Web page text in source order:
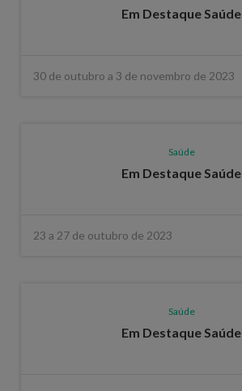
Em Destaque Saúde
30 de outubro a 3 de novembro de 2023
Saúde
Em Destaque Saúde
23 a 27 de outubro de 2023
Saúde
Em Destaque Saúde